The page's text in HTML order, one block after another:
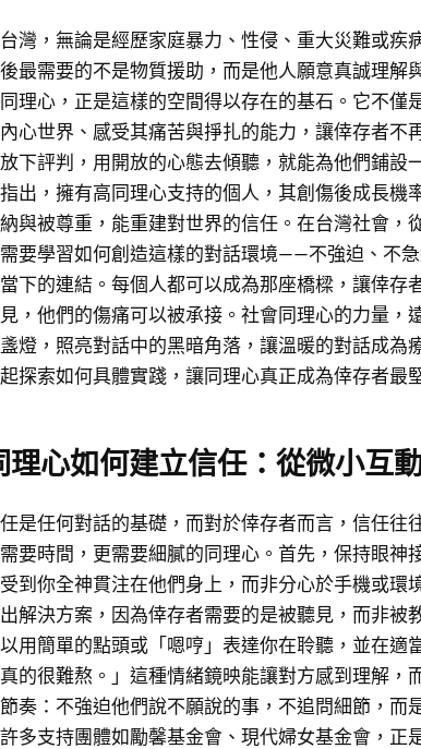
灣，無論是經歷家庭暴力、性侵、重大災難或疾
最需要的不是物質援助，而是他人願意真誠理解
理心，正是這樣的空間得以存在的基石。它不僅
心世界、感受其痛苦與掙扎的能力，讓倖存者不
下評判，用開放的心態去傾聽，就能為他們鋪設
出，擁有高同理心支持的個人，其創傷後成長機
與被尊重，能重建對世界的信任。在台灣社會，
要學習如何創造這樣的對話環境——不強迫、不
下的連結。每個人都可以成為那座橋樑，讓倖存
，他們的傷痛可以被承接。社會同理心的力量，
燈，照亮對話中的黑暗角落，讓溫暖的對話成為
探索如何具體實踐，讓同理心真正成為倖存者最
理心如何建立信任：從微小互
是任何對話的基礎，而對於倖存者而言，信任往
要時間，更需要細膩的同理心。首先，保持眼神
到你全神貫注在他們身上，而非分心於手機或環
解決方案，因為倖存者需要的是被聽見，而非被
用簡單的點頭或「嗯哼」表達你在聆聽，並在適
的很難熬。」這種情緒鏡映能讓對方感到理解，
奏：不強迫他們說不願說的事，不追問細節，而
多支持團體如勵馨基金會、現代婦女基金會，正